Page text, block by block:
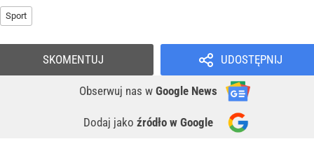
Sport
UDOSTĘPNIJ
Obserwuj nas w Google News
Dodaj jako źródło w Google
SKOMENTUJ